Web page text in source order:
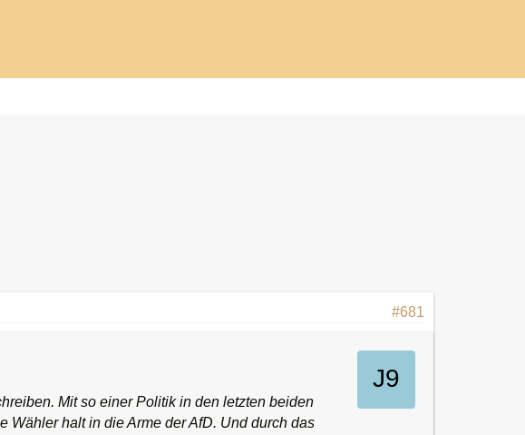
#681
Mit so einer Politik in den letzten beiden
Wähler halt in die Arme der AfD. Und durch das